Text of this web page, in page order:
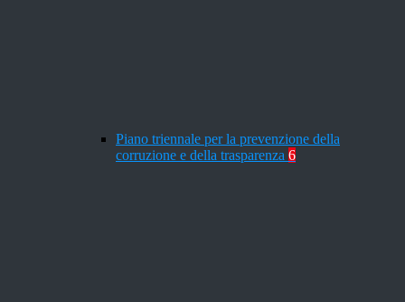
Piano triennale per la prevenzione della
corruzione e della trasparenza 6